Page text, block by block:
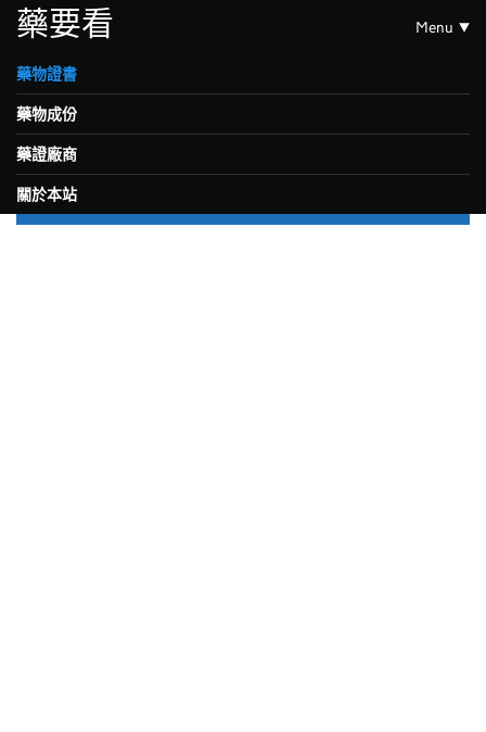
藥要看 Menu
藥物證書
藥物成份
藥證廠商
關於本站